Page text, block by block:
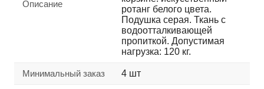
Описание
ротанг белого цвета.
Подушка серая. Ткань с
водоотталкивающей
пропиткой. Допустимая
нагрузка: 120 кг.
Минимальный заказ 4 шт